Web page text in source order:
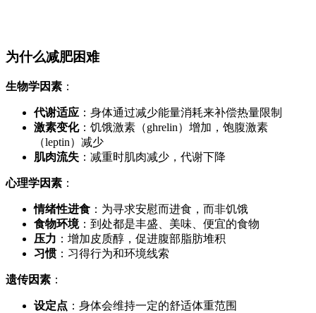
为什么减肥困难
生物学因素 ：
代谢适应 ：身体通过减少能量消耗来补偿热量限制
激素变化：饥饿激素（ghrelin）增加，饱腹激素
（leptin）减少
肌肉流失 ：减重时肌肉减少，代谢下降
心理学因素 ：
情绪性进食 ：为寻求安慰而进食，而非饥饿
食物环境：到处都是丰盛、美味、便宜的食物
压力 ：增加皮质醇，促进腹部脂肪堆积
习惯：习得行为和环境线索
遗传因素 ：
设定点 ：身体会维持一定的舒适体重范围